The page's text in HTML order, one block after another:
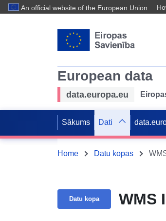
An official website of the European Union
European data
data.europa.eu
Sākums Dati
Home Datu kopas
Datu kopa WMS